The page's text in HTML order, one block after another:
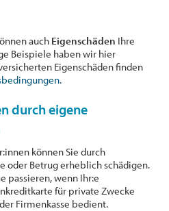
auch Eigenschäden Ihre
Beispiele haben wir hier
Eigenschäden finden
durch eigene
können Sie durch
oder Betrug erheblich schädigen.
passieren, wenn Ihr:e
für private Zwecke
Firmenkasse bedient.